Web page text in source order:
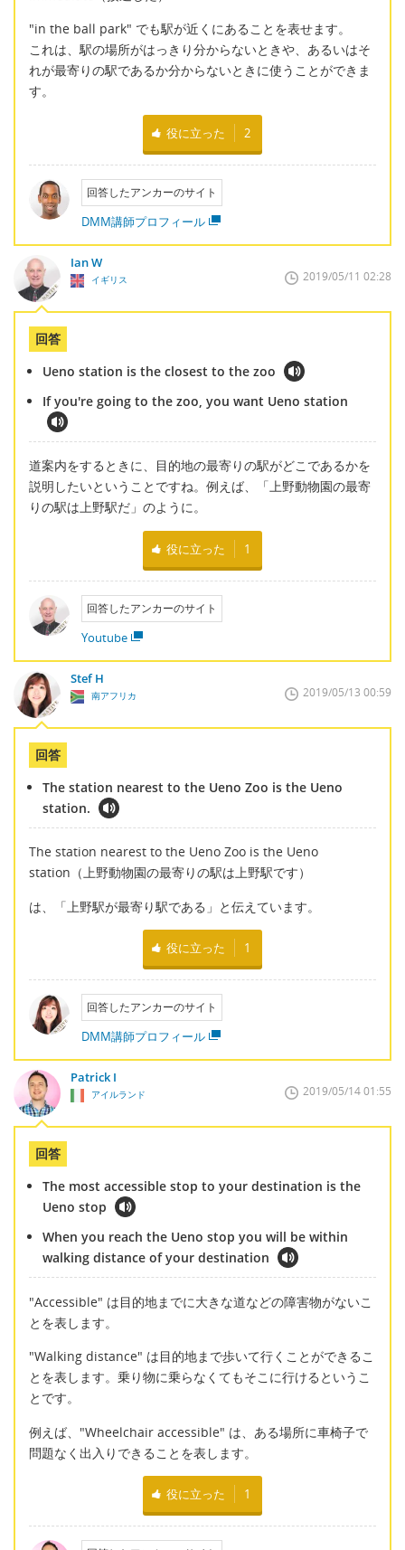
"in the ball park" でも駅が近くにあることを表せます。
これは、駅の場所がはっきり分からないときや、あるいはそ
れが最寄りの駅であるか分からないときに使うことができま
す。
役に立った 2
回答したアンカーのサイト
DMM講師プロフィール
Ian W
イギリス 2019/05/11 02:28
回答
Ueno station is the closest to the zoo
If you're going to the zoo, you want Ueno station
道案内をするときに、目的地の最寄りの駅がどこであるかを
説明したいということですね。例えば、「上野動物園の最寄
りの駅は上野駅だ」のように。
役に立った 1
回答したアンカーのサイト
Youtube
Stef H
南アフリカ 2019/05/13 00:59
回答
The station nearest to the Ueno Zoo is the Ueno
station.
The station nearest to the Ueno Zoo is the Ueno
station（上野動物園の最寄りの駅は上野駅です）
は、「上野駅が最寄り駅である」と伝えています。
役に立った 1
回答したアンカーのサイト
DMM講師プロフィール
Patrick I
アイルランド 2019/05/14 01:55
回答
The most accessible stop to your destination is the
Ueno stop
When you reach the Ueno stop you will be within
walking distance of your destination
"Accessible" は目的地までに大きな道などの障害物がないこ
とを表します。
"Walking distance" は目的地まで歩いて行くことができるこ
とを表します。乗り物に乗らなくてもそこに行けるというこ
とです。
例えば、"Wheelchair accessible" は、ある場所に車椅子で
問題なく出入りできることを表します。
役に立った 1